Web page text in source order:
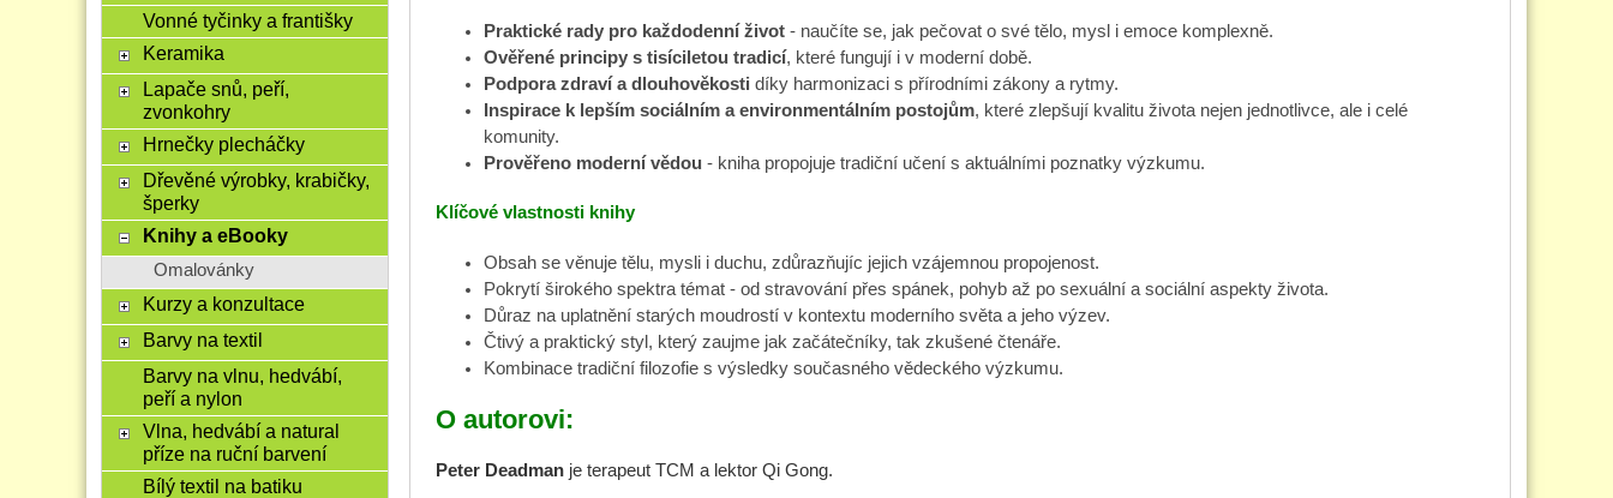
Praktické rady pro každodenní život- naučíte se, jak pečovat o své tělo, mysl i emoce komplexně.
Ověřené principy s tisíciletou tradicí, které fungují i v moderní době.
Podpora zdraví a dlouhověkosti díky harmonizaci s přírodními zákony a rytmy.
Inspirace k lepším sociálním a environmentálním postojům, které zlepšují kvalitu života nejen jednotlivce, ale i celé
komunity.
Prověřeno moderní vědou - kniha propojuje tradiční učení s aktuálními poznatky výzkumu.
Klíčové vlastnosti knihy
Obsah se věnuje tělu, mysli i duchu, zdůrazňujíc jejich vzájemnou propojenost.
Pokrytí širokého spektra témat - od stravování přes spánek, pohyb až po sexuální a sociální aspekty života.
Důraz na uplatnění starých moudrostí v kontextu moderního světa a jeho výzev.
Čtivý a praktický styl, který zaujme jak začátečníky, tak zkušené čtenáře.
Kombinace tradiční filozofie s výsledky současného vědeckého výzkumu.
O autorovi:
Peter Deadman je terapeut TCM a lektor Qi Gong.
Vonné tyčinky a františky
Keramika
Lapače snů, peří,
zvonkohry
Hrnečky plecháčky
Dřevěné výrobky, krabičky,
šperky
Knihy a eBooky
Omalovánky
Kurzy a konzultace
Barvy na textil
Barvy na vlnu, hedvábí,
peří a nylon
Vlna, hedvábí a natural
příze na ruční barvení
Bílý textil na batiku